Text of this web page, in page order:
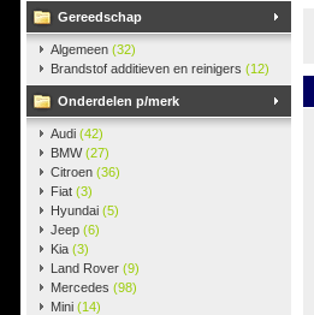
Gereedschap
Algemeen (32)
Brandstof additieven en reinigers (12)
Onderdelen p/merk
Audi (42)
BMW(27)
Citroen (36)
Fiat (3)
Hyundai (5)
Jeep (6)
Kia (3)
Land Rover (9)
Mercedes (98)
Mini (14)